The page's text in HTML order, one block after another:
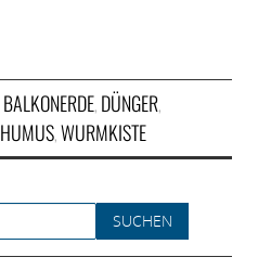
BALKONERDE, DÜNGER,
,WURMKISTE